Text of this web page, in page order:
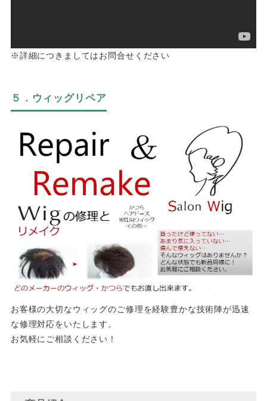
※詳細につきましてはお問合せください
５．ウィッグリペア
お客様の大切なウィッグのご修理を経験豊かな技術陣が迅速
な修理対応をいたします。
お気軽にご相談ください！